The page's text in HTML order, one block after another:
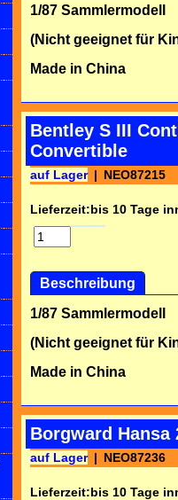
1/87 Sammlermodell
(Nicht geeignet für
Made in China
Bentley S III
Convertible
auf Lager NEO87215
Lieferzeit:bis 10 Tage
Beschreibung
1/87 Sammlermodell
(Nicht geeignet für
Made in China
Borgward Hansa
auf Lager NEO87236
Lieferzeit:bis 10 Tage